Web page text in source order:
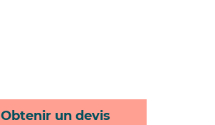
Obtenir un devis